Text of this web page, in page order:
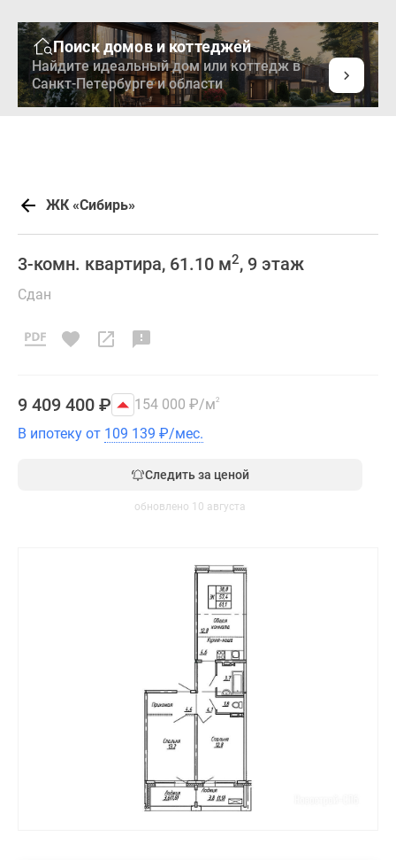
Поиск домов и коттеджей
Найдите идеальный дом или коттедж в
Санкт-Петербурге и области
ЖК «Сибирь»
3-комн. квартира, 61.10 м2, 9 этаж
Сдан
9 409 400 ₽ 154 000 ₽/м2
В ипотеку от 109 139 ₽/мес.
Следить за ценой
обновлено 10 августа